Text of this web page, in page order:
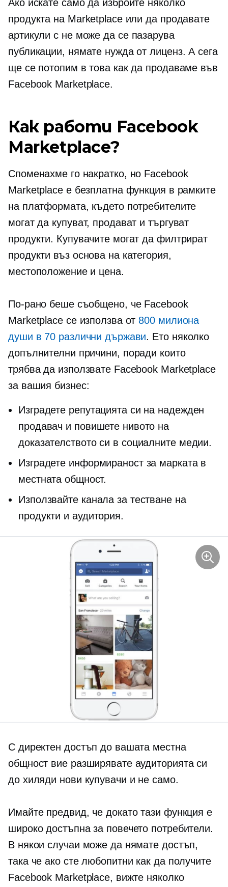
Ако искате само да изброите няколко
продукта на Marketplace или да продавате
артикули с не може да се пазарува
публикации, нямате нужда от лиценз. А сега
ще се потопим в това как да продаваме във
Facebook Marketplace.
Как работи Facebook
Marketplace?
Споменахме го накратко, но Facebook
Marketplace е безплатна функция в рамките
на платформата, където потребителите
могат да купуват, продават и търгуват
продукти. Купувачите могат да филтрират
продукти въз основа на категория,
местоположение и цена.
По-рано беше съобщено, че Facebook
Marketplace се използва от 800 милиона
души в 70 различни държави. Ето няколко
допълнителни причини, поради които
трябва да използвате Facebook Marketplace
за вашия бизнес:
Изградете репутацията си на надежден
продавач и повишете нивото на
доказателството си в социалните медии.
Изградете информираност за марката в
местната общност.
Използвайте канала за тестване на
продукти и аудитория.
С директен достъп до вашата местна
общност вие разширявате аудиторията си
до хиляди нови купувачи и не само.
Имайте предвид, че докато тази функция е
широко достъпна за повечето потребители.
В някои случаи може да нямате достъп,
така че ако сте любопитни как да получите
Facebook Marketplace, вижте няколко